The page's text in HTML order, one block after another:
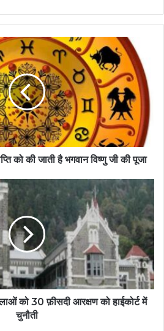
को की जाती है भगवान विष्णु जी की पूजा
को 30 फ़ीसदी आरक्षण को हाईकोर्ट में
चुनौती